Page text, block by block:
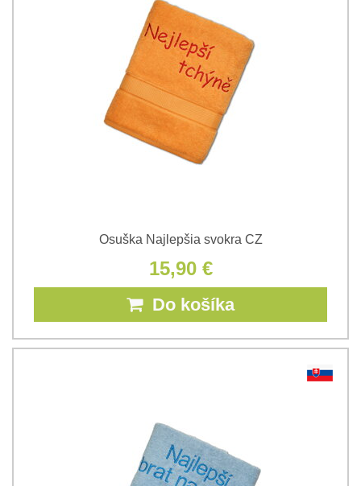
Osuška Najlepšia svokra CZ
15,90 €
Do košíka